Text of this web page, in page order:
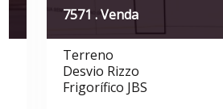
7571 . Venda
Terreno
Desvio Rizzo
Frigorífico JBS